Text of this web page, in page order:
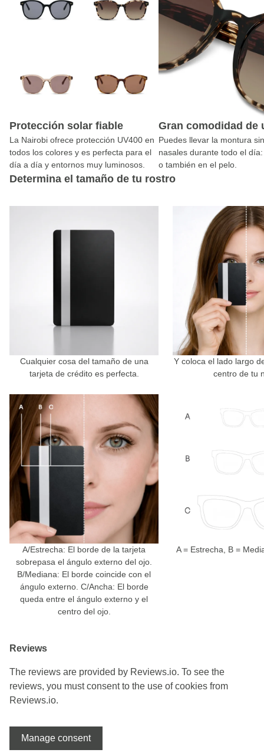
Protección solar fiable
La Nairobi ofrece protección UV400 en
todos los colores y es perfecta para el
día a día y entornos muy luminosos.
Gran comodidad de
Puedes llevar la montura
nasales durante todo el
o también en el pelo.
Determina el tamaño de tu rostro
Cualquier cosa del tamaño de una
tarjeta de crédito es perfecta.
Y coloca el lado largo
centro de tu
A/Estrecha: El borde de la tarjeta
sobrepasa el ángulo externo del ojo.
B/Mediana: El borde coincide con el
ángulo externo. C/Ancha: El borde
queda entre el ángulo externo y el
centro del ojo.
A = Estrecha, B =
Reviews
The reviews are provided by Reviews.io. To see the
reviews, you must consent to the use of cookies from
Reviews.io.
Manage consent